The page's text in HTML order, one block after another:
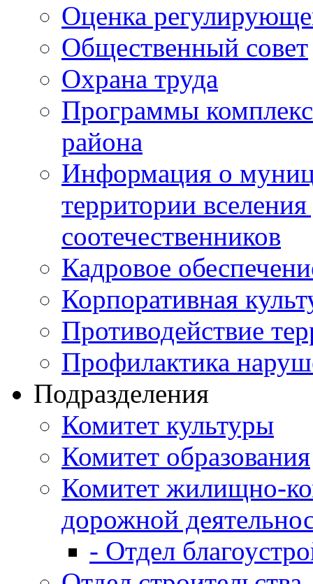
Оценка
Общественный совет
Охрана труда
Программы
района
Информация о
территории
соотечественников
Кадровое
Корпоративная
Противодействие
Профилактика
Подразделения
Комитет культуры
Комитет образования
Комитет жилищно-
дорожной
- Отдел